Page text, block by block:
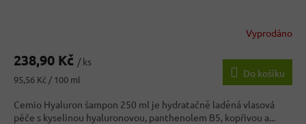
Vyprodáno
238,90 Kč / ks
Měrná
95,56 Kč / 100 ml
Do košíku
Cemio Hyaluron šampon 250 ml je hydratačně laděná vlasová
péče s kyselinou hyaluronovou, panthenolem B5, kopřivou a...